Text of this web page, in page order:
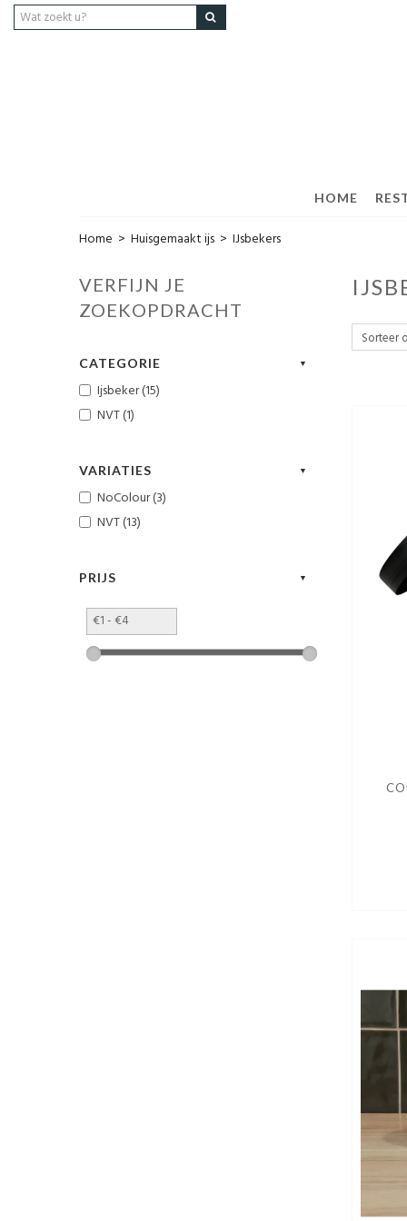
HOME
Home > Huisgemaakt ijs > IJsbekers
VERFIJN JE
ZOEKOPDRACHT
CATEGORIE
Ijsbeker (15)
NVT (1)
VARIATIES
NoColour (3)
NVT (13)
PRIJS